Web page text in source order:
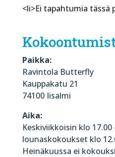
<li>Ei tapahtumia tässä
Paikka:
Ravintola Butterfly
Kauppakatu 21
74100 Iisalmi
Aika:
Keskiviikkoisin klo 17.00
lounaskokoukset klo
Heinäkuussa ei